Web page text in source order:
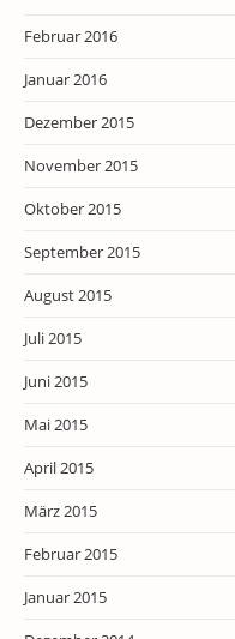
Februar 2016
Januar 2016
Dezember 2015
November 2015
Oktober 2015
September 2015
August 2015
Juli 2015
Juni 2015
Mai 2015
April 2015
März 2015
Februar 2015
Januar 2015